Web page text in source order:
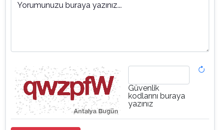
Yorumunuzu buraya yazınız...
Güvenlik
kodlarını buraya
yazınız